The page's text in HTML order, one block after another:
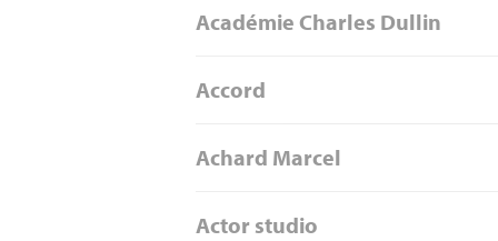
Académie Charles Dullin
Accord
Achard Marcel
Actor studio